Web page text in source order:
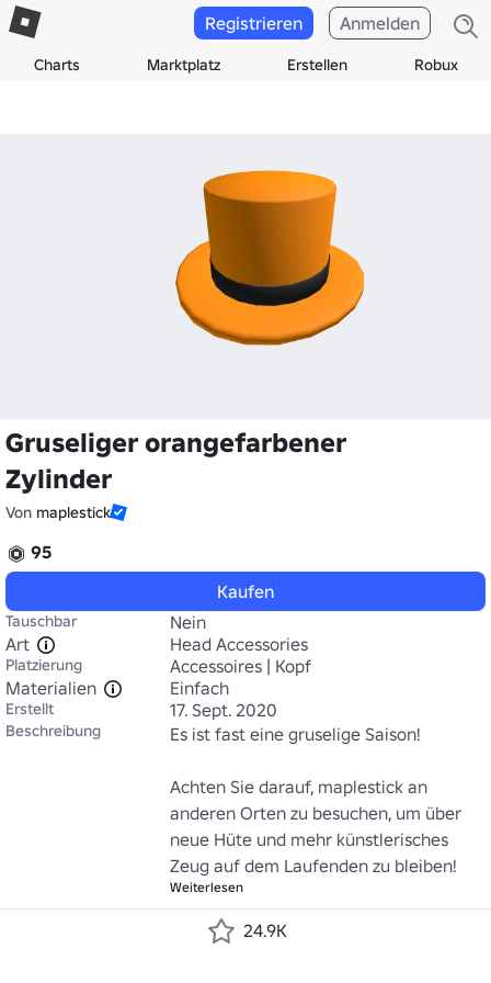
Charts Marktplatz Erstellen Robux
Registrieren Anmelden
Gruseliger orangefarbener
Zylinder
Von maplestick
95
Kaufen
Tauschbar
Nein
Art
Head Accessories
Platzierung
Accessoires | Kopf
Materialien
Einfach
Erstellt 17. Sept. 2020
Beschreibung Es ist fast eine gruselige Saison!
Achten Sie darauf, maplestick an
anderen Orten zu besuchen, um über
neue Hüte und mehr künstlerisches
Zeug auf dem Laufenden zu bleiben!
Weiterlesen
24.9K